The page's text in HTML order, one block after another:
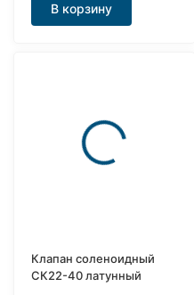
В корзину
Клапан соленоидный
СК22-40 латунный